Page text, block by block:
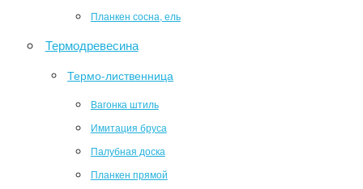
Планкен сосна, ель
Термодревесина
Термо-лиственница
Вагонка штиль
Имитация бруса
Палубная доска
Планкен прямой